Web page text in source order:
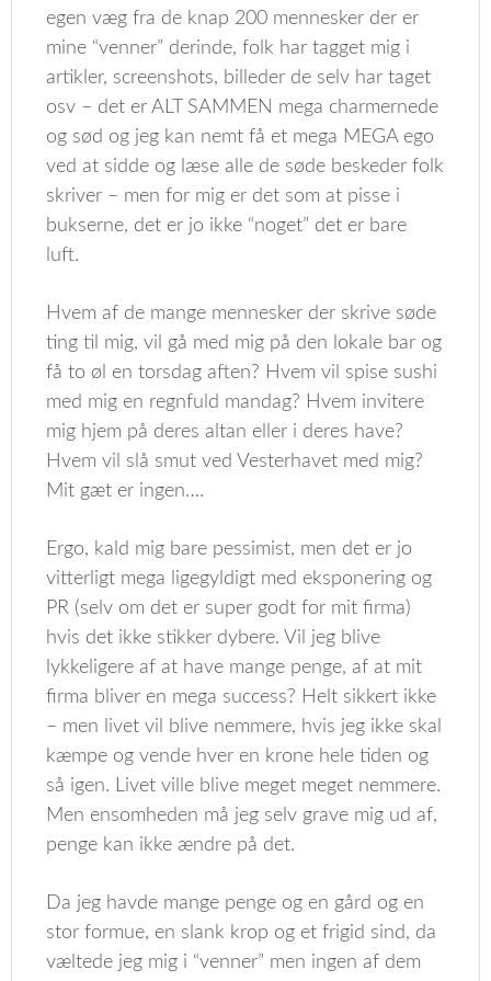
egen væg fra de knap 200 mennesker der er
mine “venner” derinde, folk har tagget mig i
artikler, screenshots, billeder de selv har taget
osv – det er ALT SAMMEN mega charmernede
og sød og jeg kan nemt få et mega MEGA ego
ved at sidde og læse alle de søde beskeder folk
skriver – men for mig er det som at pisse i
bukserne, det er jo ikke “noget” det er bare
luft.
Hvem af de mange mennesker der skrive søde
ting til mig, vil gå med mig på den lokale bar og
få to øl en torsdag aften? Hvem vil spise sushi
med mig en regnfuld mandag? Hvem invitere
mig hjem på deres altan eller i deres have?
Hvem vil slå smut ved Vesterhavet med mig?
Mit gæt er ingen….
Ergo, kald mig bare pessimist, men det er jo
vitterligt mega ligegyldigt med eksponering og
PR (selv om det er super godt for mit firma)
hvis det ikke stikker dybere. Vil jeg blive
lykkeligere af at have mange penge, af at mit
firma bliver en mega success? Helt sikkert ikke
– men livet vil blive nemmere, hvis jeg ikke skal
kæmpe og vende hver en krone hele tiden og
så igen. Livet ville blive meget meget nemmere.
Men ensomheden må jeg selv grave mig ud af,
penge kan ikke ændre på det.
Da jeg havde mange penge og en gård og en
stor formue, en slank krop og et frigid sind, da
væltede jeg mig i “venner” men ingen af dem